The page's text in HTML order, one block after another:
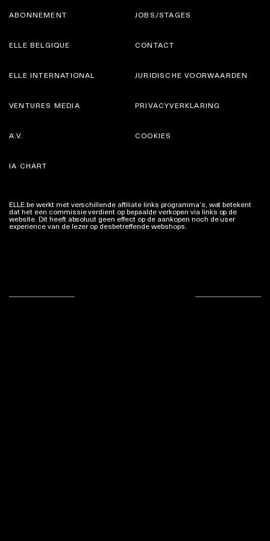
ABONNEMENT
ELLE BELGIQUE
JOBS/STAGES
CONTACT
ELLE INTERNATIONAL
VENTURES MEDIA
JURIDISCHE VOORWAARDEN
PRIVACYVERKLARING
A.V.
IA CHART
COOKIES
ELLE.be werkt met verschillende affiliate links programma’s, wat betekent
dat het een commissie verdient op bepaalde verkopen via links op de
website. Dit heeft absoluut geen effect op de aankopen noch de user
experience van de lezer op desbetreffende webshops.